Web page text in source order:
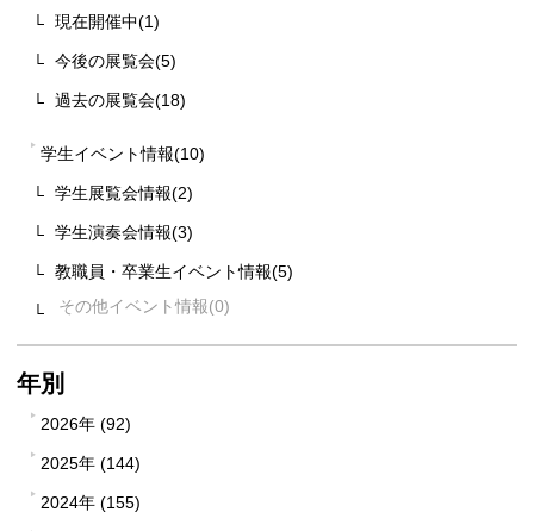
現在開催中(1)
今後の展覧会(5)
過去の展覧会(18)
学生イベント情報(10)
学生展覧会情報(2)
学生演奏会情報(3)
教職員・卒業生イベント情報(5)
その他イベント情報
年別
2026年 (92)
2025年 (144)
2024年 (155)